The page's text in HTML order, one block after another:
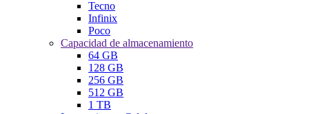
Tecno
Infinix
Poco
Capacidad de almacenamiento
64 GB
128 GB
256 GB
512 GB
1 TB